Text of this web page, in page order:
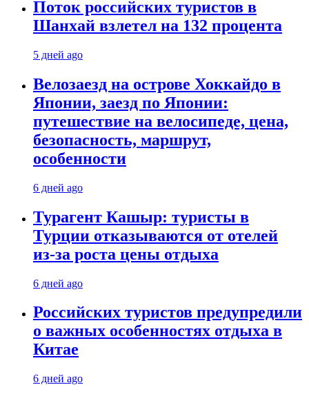
Поток российских туристов в
Шанхай взлетел на 132 процента
5 дней ago
Велозаезд на острове Хоккайдо в
Японии, заезд по Японии:
путешествие на велосипеде, цена,
безопасность, маршрут,
особенности
6 дней ago
Турагент Кашыр: туристы в
Турции отказываются от отелей
из-за роста цены отдыха
6 дней ago
Российских туристов предупредили
о важных особенностях отдыха в
Китае
6 дней ago